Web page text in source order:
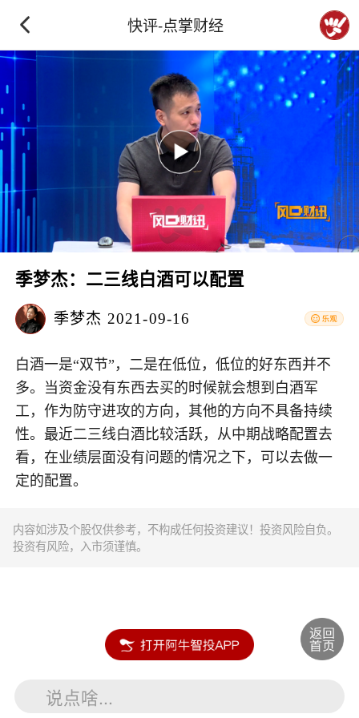
快评-点掌财经
季梦杰：二三线白酒可以配置
季梦杰 2021-09-16
白酒一是“双节”，二是在低位，低位的好东西并不
多。当资金没有东西去买的时候就会想到白酒军
工，作为防守进攻的方向，其他的方向不具备持续
性。最近二三线白酒比较活跃，从中期战略配置去
看，在业绩层面没有问题的情况之下，可以去做一
定的配置。
内容如涉及个股仅供参考，不构成任何投资建议！投资风险自负。
投资有风险，入市须谨慎。
说点啥...